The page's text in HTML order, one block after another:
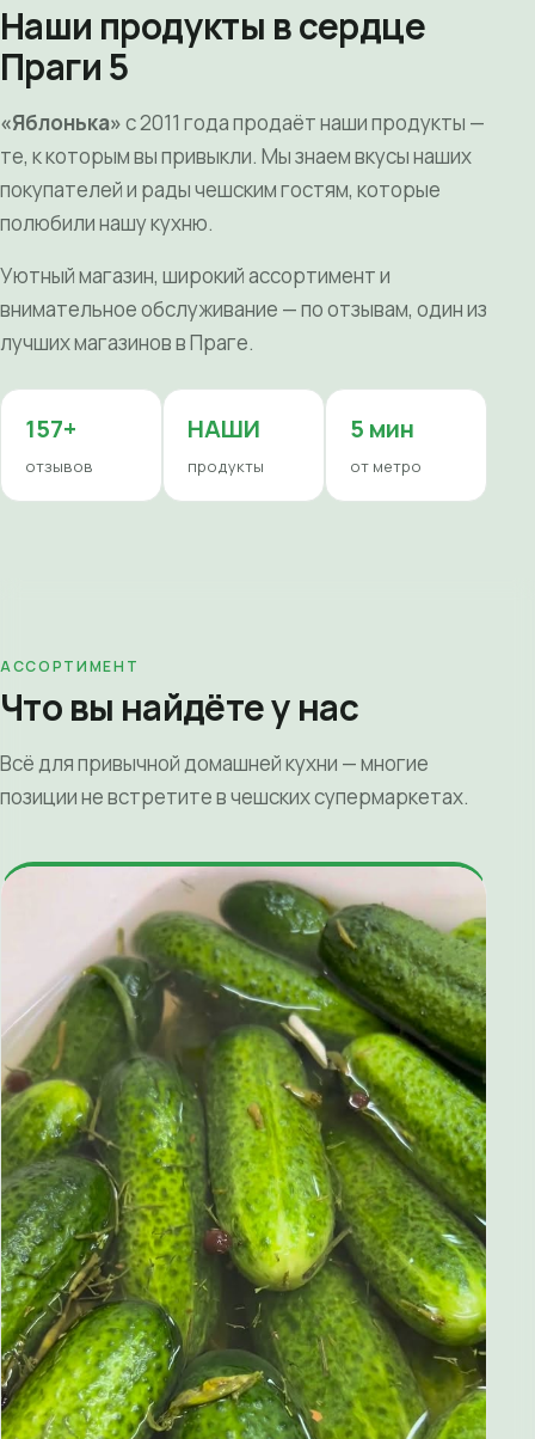
Наши продукты в сердце
Праги 5
«Яблонька»с 2011 года продаёт наши продукты —
те, к которым вы привыкли. Мы знаем вкусы наших
покупателей и рады чешским гостям, которые
полюбили нашу кухню.
Уютный магазин, широкий ассортимент и
внимательное обслуживание — по отзывам, один из
лучших магазинов в Праге.
157+
отзывов
НАШИ
продукты
5 мин
от метро
АССОРТИМЕНТ
Что вы найдёте у нас
Всё для привычной домашней кухни — многие
позиции не встретите в чешских супермаркетах.